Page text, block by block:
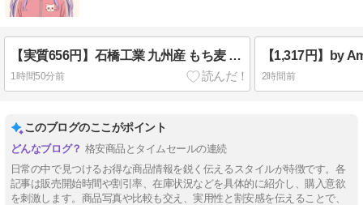
【実質656円】石橋工業 九州産 もち麦 800gが35％ポイント還元
1時間50分前 2時間前
このブログのここがポイント
格安商品とタイムセールの連続
日常の中で見つけるお得な商品情報を鋭く伝えるスタイルが特徴です。各
記事は販売開始時間や割引率、在庫状況などを具体的に紹介し、購入意欲
を刺激します。商品写真や比較も交え、実用性と割安感を伝えることで、